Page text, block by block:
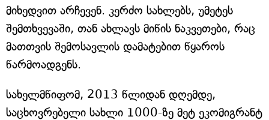
მიხედვით არჩევენ. კერძო სახლებს, უმეტეს
შემთხვევაში, თან ახლავს მიწის ნაკვეთები, რაც
მათთვის შემოსავლის დამატებით წყაროს
წარმოადგენს.
სახელმწიფომ, 2013 წლიდან დღემდე,
საცხოვრებელი სახლი 1000-ზე მეტ ეკომიგრანტ